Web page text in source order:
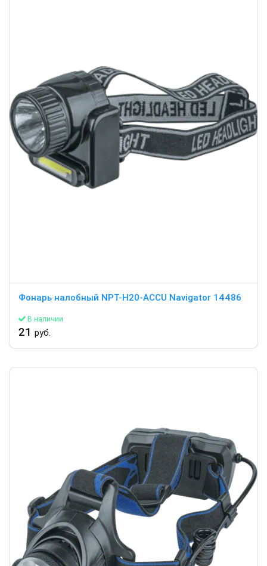
Фонарь налобный NPT-H20-ACCU Navigator 14486
В наличии
21 руб.